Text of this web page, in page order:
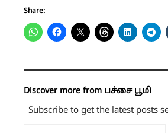
Share:
Discover more from பச்சை பூமி
Subscribe to get the latest posts